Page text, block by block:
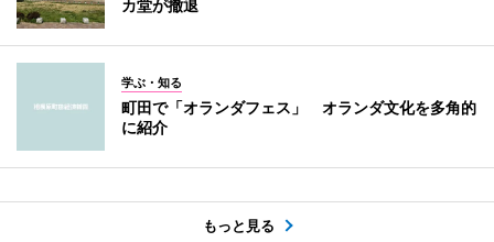
カ堂が撤退
学ぶ・知る
町田で「オランダフェス」 オランダ文化を多角的
に紹介
もっと見る